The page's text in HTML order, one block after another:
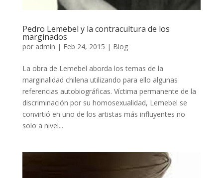
Pedro Lemebel y la contracultura de los
marginados
por admin | Feb 24, 2015 | Blog
La obra de Lemebel aborda los temas de la
marginalidad chilena utilizando para ello algunas
referencias autobiográficas. Víctima permanente de la
discriminación por su homosexualidad, Lemebel se
convirtió en uno de los artistas más influyentes no
solo a nivel...